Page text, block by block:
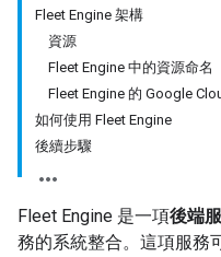
Fleet Engine 架構
資源
Fleet Engine 中的資源命名
Fleet Engine 的 Google
如何使用 Fleet Engine
後續步驟
Fleet Engine 是一項後端
務的系統整合。這項服務